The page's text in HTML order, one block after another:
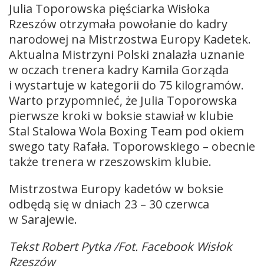
Julia Toporowska pięściarka Wisłoka
Rzeszów otrzymała powołanie do kadry
narodowej na Mistrzostwa Europy Kadetek.
Aktualna Mistrzyni Polski znalazła uznanie
w oczach trenera kadry Kamila Gorząda
i wystartuje w kategorii do 75 kilogramów.
Warto przypomnieć, że Julia Toporowska
pierwsze kroki w boksie stawiał w klubie
Stal Stalowa Wola Boxing Team pod okiem
swego taty Rafała. Toporowskiego – obecnie
także trenera w rzeszowskim klubie.
Mistrzostwa Europy kadetów w boksie
odbędą się w dniach 23 – 30 czerwca
w Sarajewie.
Tekst Robert Pytka /Fot. Facebook Wisłok
Rzeszów